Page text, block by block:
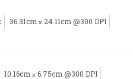
36.31cm x 24.11cm @300 DPI
10.16cm x 6.75cm @300 DPI